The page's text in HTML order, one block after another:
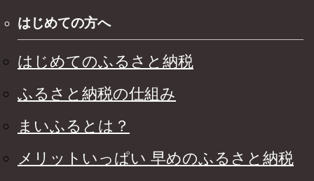
はじめての方へ
はじめてのふるさと納税
ふるさと納税の仕組み
まいふるとは？
メリットいっぱい 早めのふるさと納税